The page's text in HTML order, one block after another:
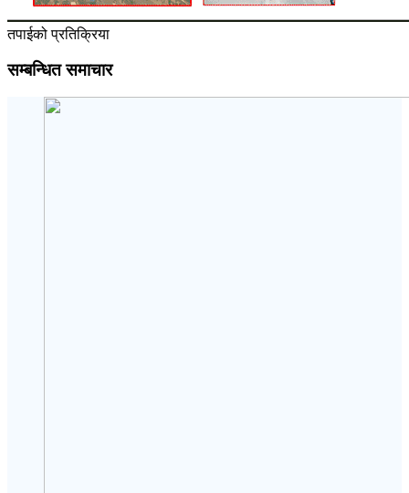
तपाईको प्रतिक्रिया
सम्बन्धित समाचार